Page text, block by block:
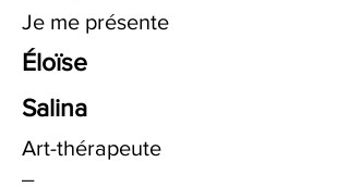
Je me présente
Éloïse
Salina
Art-thérapeute